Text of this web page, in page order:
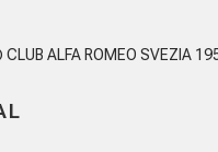
ALFA ROMEO SVEZIA